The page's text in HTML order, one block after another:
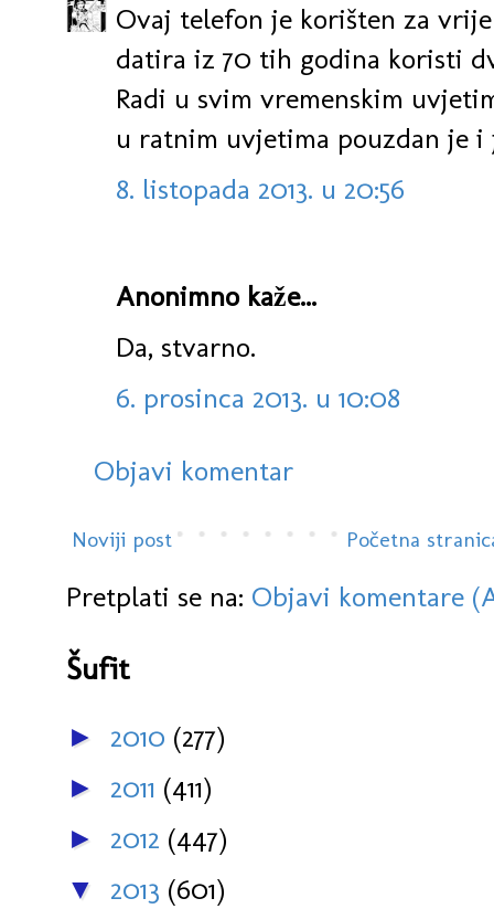
Ovaj telefon je korišten za
datira iz 70 tih godina koristi
Radi u svim vremenskim
u ratnim uvjetima pouzdan je i
8. listopada 2013. u 20:56
Anonimno kaže...
Da, stvarno.
6. prosinca 2013. u 10:08
Objavi komentar
Noviji post Početna
Pretplati se na: Objavi komentare
Šufit
► 2010 (277)
► 2011 (411)
► 2012 (447)
▼ 2013 (601)